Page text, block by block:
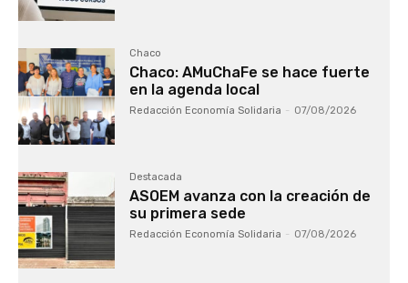
Chaco
Chaco: AMuChaFe se hace fuerte
en la agenda local
Redacción Economía Solidaria - 07/08/2026
Destacada
ASOEM avanza con la creación de
su primera sede
Redacción Economía Solidaria - 07/08/2026